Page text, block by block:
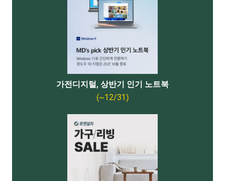
가전디지털, 상반기 인기 노트북
(~12/31)